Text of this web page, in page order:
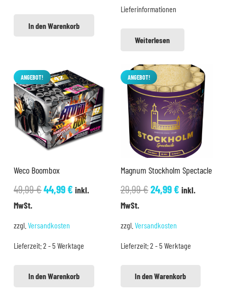
In den Warenkorb
Lieferinformationen
Weiterlesen
ANGEBOT!
Weco Boombox
49,99€Ursprünglicher
44,99€Aktueller
inkl.
MwSt.
zzgl. Versandkosten
Lieferzeit:2 - 5 Werktage
In den Warenkorb
ANGEBOT!
Magnum Stockholm Spectacle
29,99€Ursprünglicher
24,99€Aktueller
inkl.
MwSt.
zzgl. Versandkosten
Lieferzeit:2 - 5 Werktage
In den Warenkorb